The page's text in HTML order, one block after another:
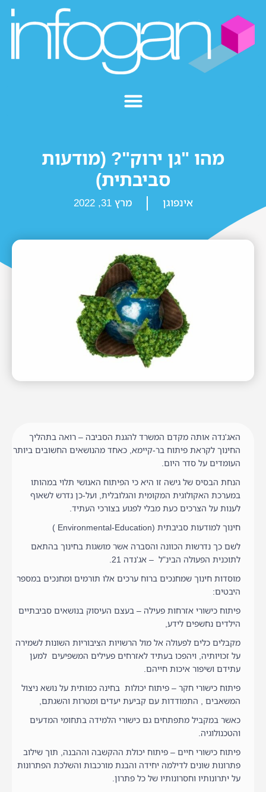
מהו "גן ירוק"? (מודעות
סביבתית)
אינפוגן מרץ 31, 2022
האג'נדה אותה מקדם המשרד להגנת הסביבה – רואה בתהליך
החינוך לקראת פיתוח בר-קיימא, כאחד מהנושאים החשובים ביותר
העומדים על סדר היום.
הנחת הבסיס של גישה זו היא כי הפיתוח האנושי תלוי במהותו
במערכת האקולוגית המקומית והגלובלית, ועל-כן נדרש לשאוף
לענות על הצרכים כעת מבלי לפגוע בצורכי העתיד.
חינוך למודעות סביבתית (Environmental-Education )
לשם כך נדרשות הכוונה והסברה אשר מושגות בחינוך בהתאם
לתוכנית הפעולה הבינ"ל – אג'נדה 21.
מוסדות חינוך שמחנכים ברוח ערכים אלו תורמים ומחנכים במספר
היבטים:
פיתוח כישורי אזרחות פעילה – בעצם העיסוק בנושאים סביבתיים
הילדים נחשפים לידע,
מקבלים כלים לפעולה אל מול הרשויות הציבוריות השונות לשמירה
על זכויותיה, ויהפכו בעתיד לאזרחים פעילים המשפיעים למען
עתידם ושיפור איכות חייהם.
פיתוח כישורי חקר – פיתוח יכולות בחינה כמותית על נושא ניצול
המשאבים , התמודדות עם קביעת יעדים ומטרות והשגתם,
כאשר במקביל מתפתחים גם כישורי הלמידה בתחומי המדעים
והטכנולוגיה.
פיתוח כישורי חיים – פיתוח יכולת ההקשבה וההבנה, תוך שילוב
פתרונות שונים לדילמה יחידה והבנת מורכבות והשלכת הפתרונות
על יתרונותיו וחסרונותיו של כל פתרון.